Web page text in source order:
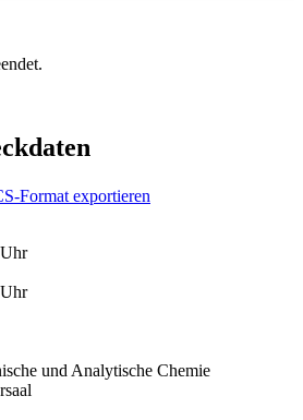
Format exportieren
und Analytische Chemie